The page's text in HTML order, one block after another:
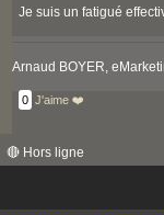
Je suis un fatigué
Arnaud BOYER,
0 J'aime ❤️
🔴 Hors ligne